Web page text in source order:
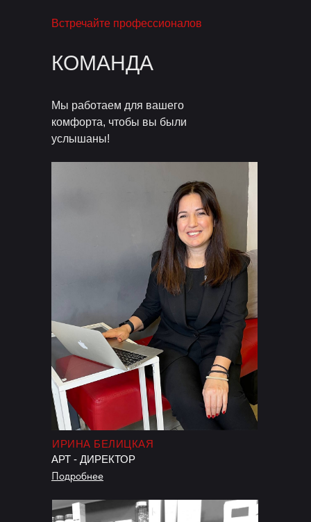
КОМАНДА
Мы работаем для вашего
комфорта, чтобы вы были
услышаны!
Встречайте профессионалов
ИРИНА БЕЛИЦКАЯ
АРТ - ДИРЕКТОР
Подробнее